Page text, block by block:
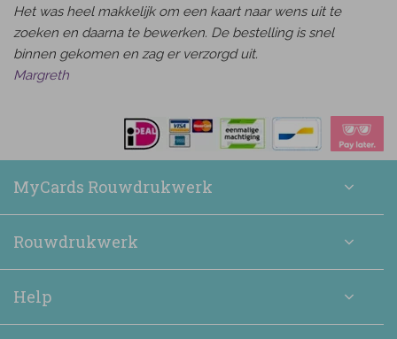
Het was heel makkelijk om een kaart naar wens uit te
zoeken en daarna te bewerken. De bestelling is snel
binnen gekomen en zag er verzorgd uit.
Margreth
MyCards Rouwdrukwerk
Rouwdrukwerk
Help